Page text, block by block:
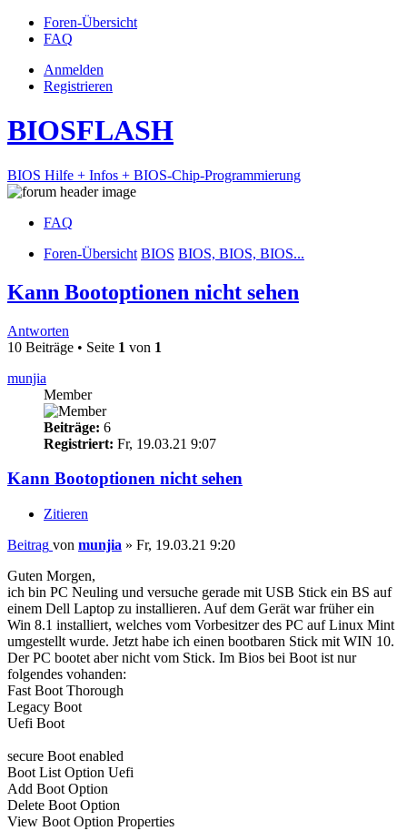
Foren-Übersicht
FAQ
Anmelden
Registrieren
BIOSFLASH
BIOS Hilfe + Infos + BIOS-Chip-Programmierung
FAQ
Foren-Übersicht BIOS BIOS, BIOS, BIOS...
Kann Bootoptionen nicht sehen
Antworten
10 Beiträge • Seite 1 von 1
munjia
Member
Beiträge: 6
Registriert: Fr, 19.03.21 9:07
Kann Bootoptionen nicht sehen
Zitieren
Beitrag von munjia » Fr, 19.03.21 9:20
Guten Morgen,
ich bin PC Neuling und versuche gerade mit USB Stick ein BS auf
einem Dell Laptop zu installieren. Auf dem Gerät war früher ein
Win 8.1 installiert, welches vom Vorbesitzer des PC auf Linux Mint
umgestellt wurde. Jetzt habe ich einen bootbaren Stick mit WIN 10.
Der PC bootet aber nicht vom Stick. Im Bios bei Boot ist nur
folgendes vohanden:
Fast Boot Thorough
Legacy Boot
Uefi Boot
secure Boot enabled
Boot List Option Uefi
Add Boot Option
Delete Boot Option
View Boot Option Properties